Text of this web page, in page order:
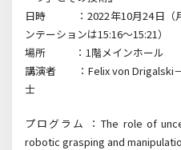
日時 ：2022年10月24日（月
ンテーションは15:16～15:21）
場所 ：1階メインホール
講演者 ：Felix von Drigalski－
士
プログラム ：The role of
robotic grasping and